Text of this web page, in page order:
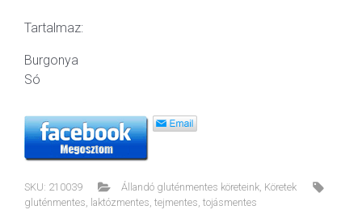
Tartalmaz:
Burgonya
Só
SKU: 210039 Állandó gluténmentes köreteink, Köretek
gluténmentes laktózmentes tejmentes tojásmentes